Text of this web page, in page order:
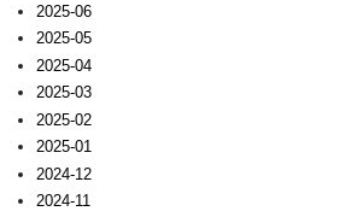
2025-06
2025-05
2025-04
2025-03
2025-02
2025-01
2024-12
2024-11